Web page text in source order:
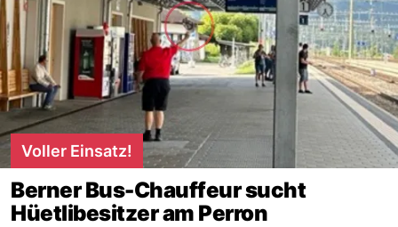
Voller Einsatz!
Berner Bus-Chauffeur sucht
Hüetlibesitzer am Perron